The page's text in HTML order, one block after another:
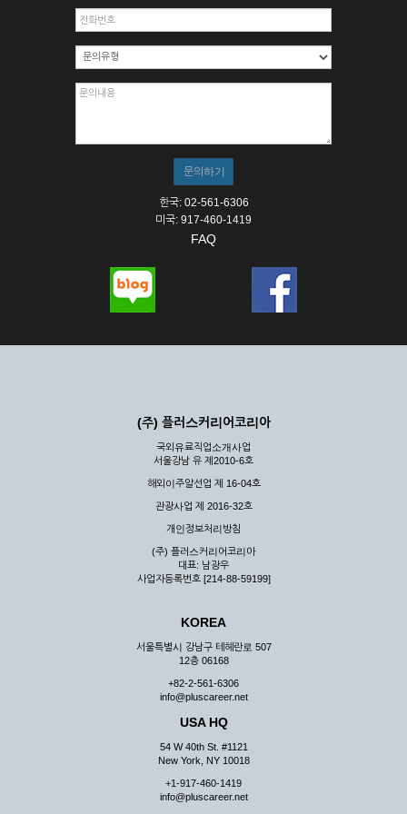
한국: 02-561-6306
미국: 917-460-1419
FAQ
(주) 플러스커리어코리아
국외유료직업소개사업
서울강남 유 제2010-6호
해외이주알선업 제 16-04호
관광사업 제 2016-32호
개인정보처리방침
(주) 플러스커리어코리아
대표: 남광우
사업자등록번호 [214-88-59199]
KOREA
서울특별시 강남구 테헤란로 507
12층 06168
+82-2-561-6306
info@pluscareer.net
USA HQ
54 W 40th St. #1121
New York, NY 10018
+1-917-460-1419
info@pluscareer.net